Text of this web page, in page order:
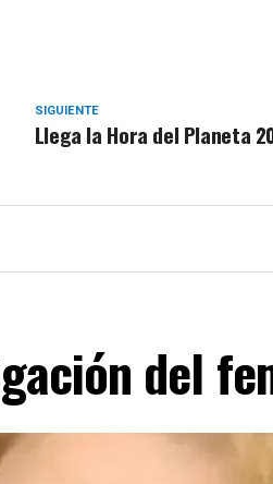
SIGUIENTE
Llega la Hora del Planeta
del